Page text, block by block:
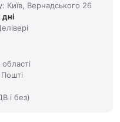
Київ, Вернадського 26
дні
і без)